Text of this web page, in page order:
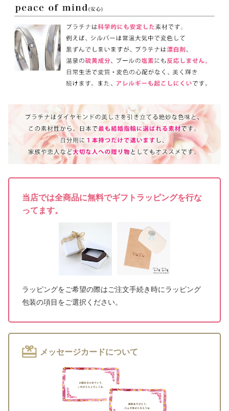
当店では全商品に無料でギフトラッピングを行な
ってます。
ラッピングをご希望の際はご注文手続き時にラッピング
包装の項目をご選択ください。
メッセージカードについて